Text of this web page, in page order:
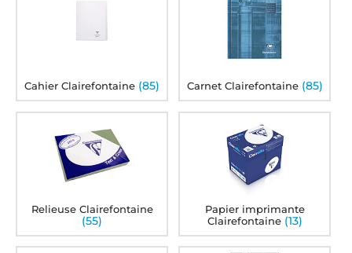
Cahier Clairefontaine (85) Carnet Clairefontaine (85)
Relieuse Clairefontaine
(55)
Papier imprimante
Clairefontaine (13)